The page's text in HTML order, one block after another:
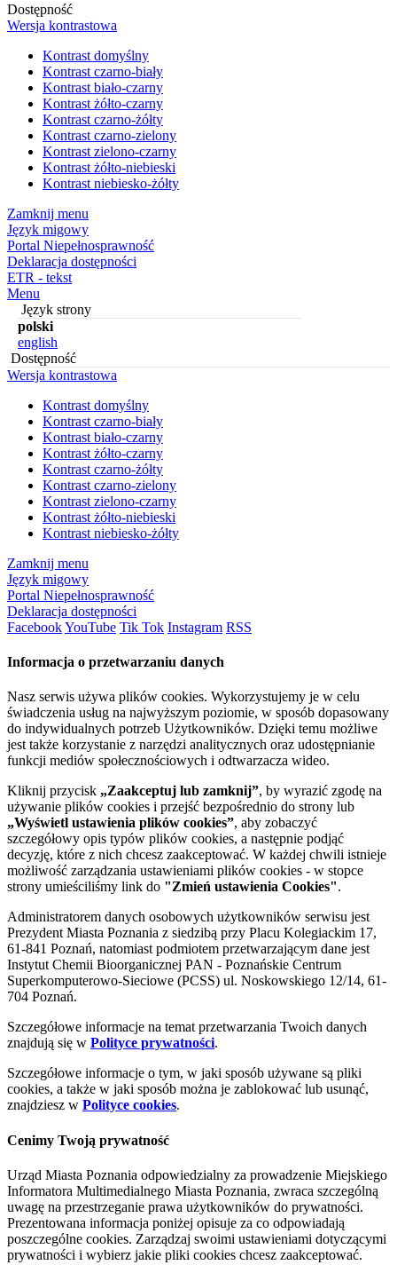
Dostępność
Wersja kontrastowa
Kontrast domyślny
Kontrast czarno-biały
Kontrast biało-czarny
Kontrast żółto-czarny
Kontrast czarno-żółty
Kontrast czarno-zielony
Kontrast zielono-czarny
Kontrast żółto-niebieski
Kontrast niebiesko-żółty
Zamknij menu
Język migowy
Portal Niepełnosprawność
Deklaracja dostępności
ETR - tekst
Menu
Język strony
polski
english
Dostępność
Wersja kontrastowa
Kontrast domyślny
Kontrast czarno-biały
Kontrast biało-czarny
Kontrast żółto-czarny
Kontrast czarno-żółty
Kontrast czarno-zielony
Kontrast zielono-czarny
Kontrast żółto-niebieski
Kontrast niebiesko-żółty
Zamknij menu
Język migowy
Portal Niepełnosprawność
Deklaracja dostępności
FacebookYouTube Tik Tok Instagram RSS
Informacja o przetwarzaniu danych
Nasz serwis używa plików cookies. Wykorzystujemy je w celu
świadczenia usług na najwyższym poziomie, w sposób dopasowany
do indywidualnych potrzeb Użytkowników. Dzięki temu możliwe
jest także korzystanie z narzędzi analitycznych oraz udostępnianie
funkcji mediów społecznościowych i odtwarzacza wideo.
Kliknij przycisk „Zaakceptuj lub zamknij”, by wyrazić zgodę na
używanie plików cookies i przejść bezpośrednio do strony lub
„Wyświetl ustawienia plików cookies”, aby zobaczyć
szczegółowy opis typów plików cookies, a następnie podjąć
decyzję, które z nich chcesz zaakceptować. W każdej chwili istnieje
możliwość zarządzania ustawieniami plików cookies - w stopce
strony umieściliśmy link do "Zmień ustawienia Cookies".
Administratorem danych osobowych użytkowników serwisu jest
Prezydent Miasta Poznania z siedzibą przy Placu Kolegiackim 17,
61-841 Poznań, natomiast podmiotem przetwarzającym dane jest
Instytut Chemii Bioorganicznej PAN - Poznańskie Centrum
Superkomputerowo-Sieciowe (PCSS) ul. Noskowskiego 12/14, 61-
704 Poznań.
Szczegółowe informacje na temat przetwarzania Twoich danych
znajdują się w Polityce prywatności.
Szczegółowe informacje o tym, w jaki sposób używane są pliki
cookies, a także w jaki sposób można je zablokować lub usunąć,
znajdziesz w Polityce cookies.
Cenimy Twoją prywatność
Urząd Miasta Poznania odpowiedzialny za prowadzenie Miejskiego
Informatora Multimedialnego Miasta Poznania, zwraca szczególną
uwagę na przestrzeganie prawa użytkowników do prywatności.
Prezentowana informacja poniżej opisuje za co odpowiadają
poszczególne cookies. Zarządzaj swoimi ustawieniami dotyczącymi
prywatności i wybierz jakie pliki cookies chcesz zaakceptować.